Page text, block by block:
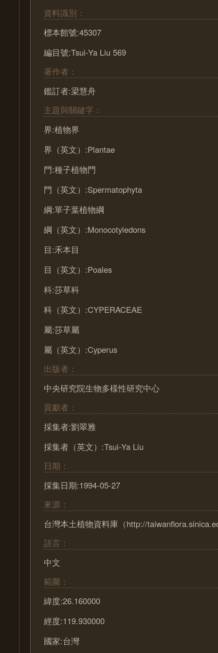
資料識別：
標本館號:45307
編目號:Tsui-Ya Liu 569
著作者：
鑑訂者:梁慧舟
主題與關鍵字：
界:植物界
界（英文）:Plantae
門:種子植物門
門（英文）:Spermatophyta
綱:單子葉植物綱
綱（英文）:Monocotyledons
目:禾本目
目（英文）:Poales
科:莎草科
科（英文）:CYPERACEAE
屬:莎草屬
屬（英文）:Cyperus
出版者：
中央研究院生物多樣性研究中心
貢獻者：
採集者:劉翠雅
採集者（英文）:Tsui-Ya Liu
日期：
採集日期:1994-05-27
來源：
台灣本土植物資料庫（http://
語言：
中文
範圍：
緯度:26.160000
經度:119.930000
國家:台灣